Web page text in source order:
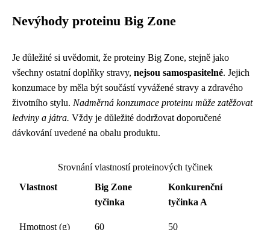
Nevýhody proteinu Big Zone
Je důležité si uvědomit, že proteiny Big Zone, stejně jako
všechny ostatní doplňky stravy, nejsou samospasitelné. Jejich
konzumace by měla být součástí vyvážené stravy a zdravého
životního stylu. Nadměrná konzumace proteinu může zatěžovat
ledviny a játra. Vždy je důležité dodržovat doporučené
dávkování uvedené na obalu produktu.
Srovnání vlastností proteinových tyčinek
Vlastnost
Big Zone
tyčinka
Konkurenční
tyčinka A
Hmotnost (g) 60 50